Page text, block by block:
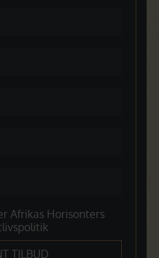
Afrikas Horisonters